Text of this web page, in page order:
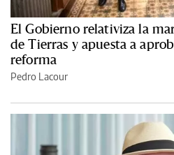
El Gobierno relativiza la
de Tierras y apuesta a
reforma
Pedro Lacour